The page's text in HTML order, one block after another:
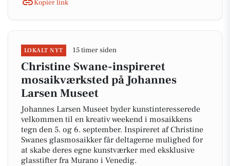
Kopiér link
LOKALT NYT 15 timer siden
Christine Swane-inspireret
mosaikværksted på Johannes
Larsen Museet
Johannes Larsen Museet byder kunstinteresserede
velkommen til en kreativ weekend i mosaikkens
tegn den 5. og 6. september. Inspireret af Christine
Swanes glasmosaikker får deltagerne mulighed for
at skabe deres egne kunstværker med eksklusive
glasstifter fra Murano i Venedig.